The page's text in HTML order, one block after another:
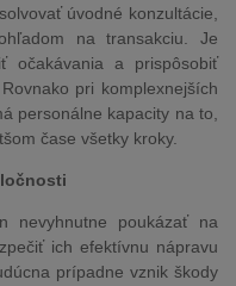
úvodné konzultácie,
na transakciu. Je
očakávania a prispôsobiť
pri komplexnejších
personálne kapacity na to,
čase všetky kroky.
nevyhnutne poukázať na
ich efektívnu nápravu
prípadne vznik škody